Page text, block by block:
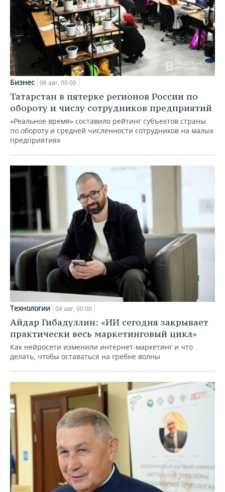
Бизнес 06 авг, 00:00
Татарстан в пятерке регионов России по
обороту и числу сотрудников предприятий
«Реальное время» составило рейтинг субъектов страны
по обороту и средней численности сотрудников на малых
предприятиях
Технологии 04 авг, 00:00
Айдар Гибадуллин: «ИИ сегодня закрывает
практически весь маркетинговый цикл»
Как нейросети изменили интернет-маркетинг и что
делать, чтобы оставаться на гребне волны